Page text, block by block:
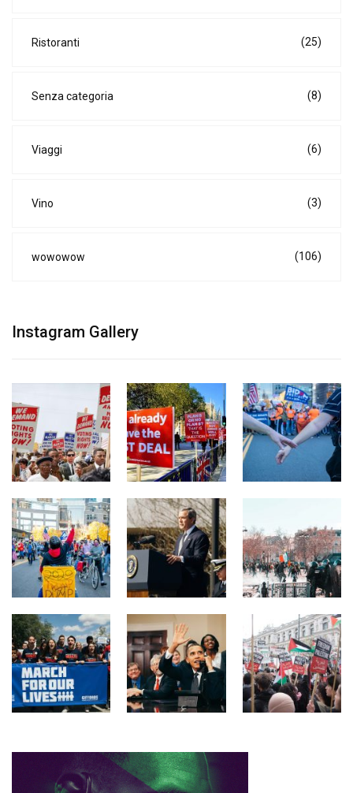
Ristoranti (25)
Senza categoria (8)
Viaggi (6)
Vino (3)
wowowow (106)
Instagram Gallery